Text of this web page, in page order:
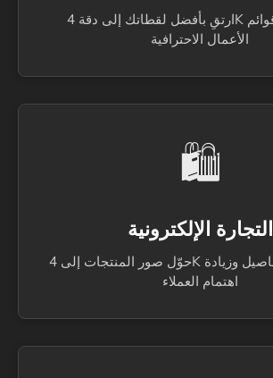
ارتقِ بأفضل لقطاتك إلى دقة 4K للمعرض وقوائم
الأعمال الاحترافية
🛍️
التجارة الإلكترونية
حوّل صور المنتجات إلى 4K لإظهار كل التفاصيل وزيادة
اهتمام العملاء